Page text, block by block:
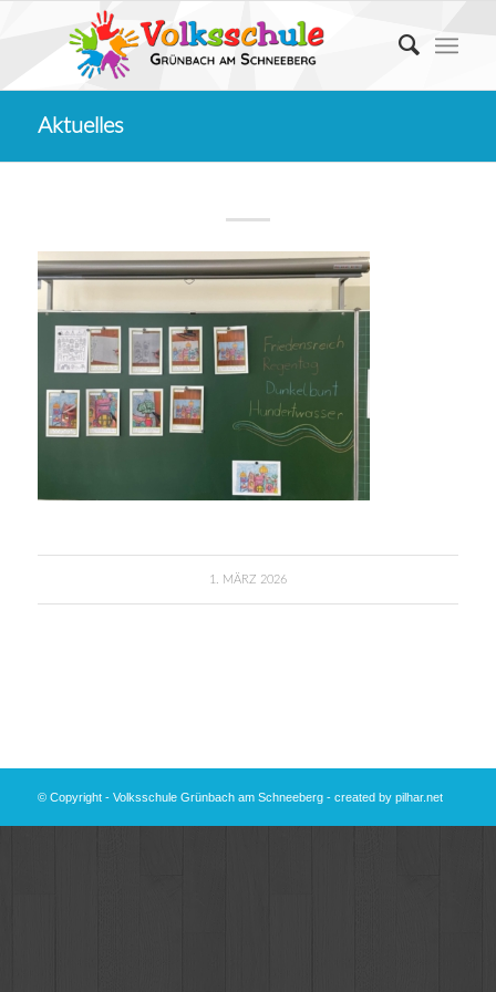
Aktuelles
1. MÄRZ 2026
© Copyright - Volksschule Grünbach am Schneeberg - created by pilhar.net